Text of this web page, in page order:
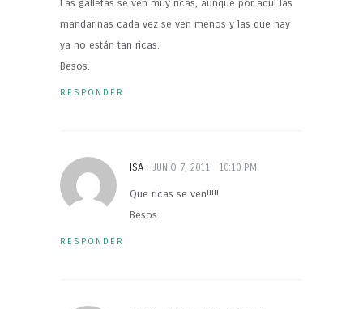
Las galletas se ven muy ricas, aunque por aquí las
mandarinas cada vez se ven menos y las que hay
ya no están tan ricas.
Besos.
RESPONDER
ISA JUNIO 7, 2011 10:10 PM
Que ricas se ven!!!!!
Besos
RESPONDER